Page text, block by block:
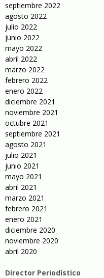
septiembre 2022
agosto 2022
julio 2022
junio 2022
mayo 2022
abril 2022
marzo 2022
febrero 2022
enero 2022
diciembre 2021
noviembre 2021
octubre 2021
septiembre 2021
agosto 2021
julio 2021
junio 2021
mayo 2021
abril 2021
marzo 2021
febrero 2021
enero 2021
diciembre 2020
noviembre 2020
abril 2020
Director Periodístico